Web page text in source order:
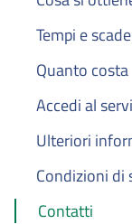
Tempi e
Quanto costa
Accedi al
Ulteriori
Condizioni di
Contatti